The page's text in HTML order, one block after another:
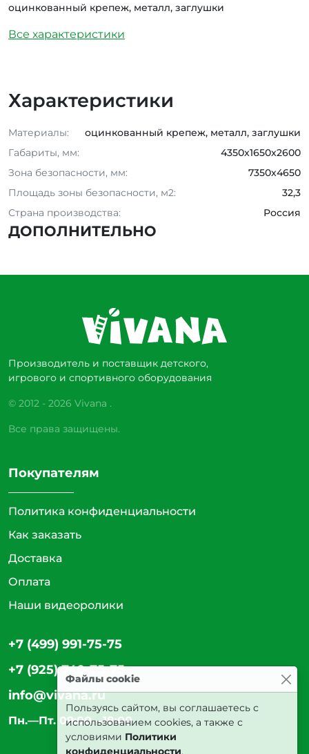
оцинкованный крепеж, металл, заглушки
Все характеристики
Характеристики
Материалы:
оцинкованный крепеж, металл, заглушки
Габариты, мм:
4350x1650x2600
Зона безопасности, мм:
7350x4650
Площадь зоны безопасности, м2:
32,3
Страна производства:
Россия
ДОПОЛНИТЕЛЬНО
Производитель и поставщик детского,
игрового и спортивного оборудования
© 2012 - 2026 Vivana .
Все права защищены.
Покупателям
Политика конфиденциальности
Как заказать
Доставка
Оплата
Наши видеоролики
+7 (499) 991-75-75
+7 (925) 740-75-75
info@vivana.ru
Пн.—Пт. 09:00—18:00
Файлы cookie
Пользуясь сайтом, вы соглашаетесь с
использованием cookies, а также с
условиями Политики
конфиденциальности.